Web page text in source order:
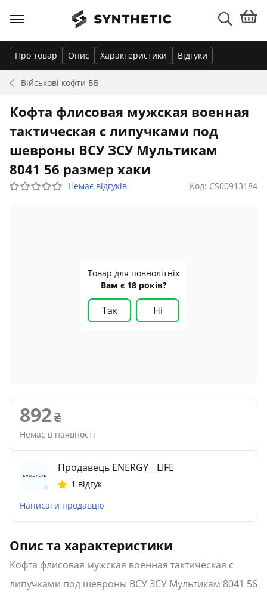
Військові кофти ББ
Про товар Опис Характеристики Відгуки
Кофта флисовая мужская военная
тактическая с липучками под
шевроны ВСУ ЗСУ Мультикам
8041 56 размер хаки
Немає відгуків Код: CS00913184
Товар для повнолітніх
Вам є 18 років?
Так Ні
892
Немає в наявності
Продавець ENERGY__LIFE
1 відгук
Написати продавцю
Опис та характеристики
Кофта флисовая мужская военная тактическая с
липучками под шевроны ВСУ ЗСУ Мультикам 8041 56